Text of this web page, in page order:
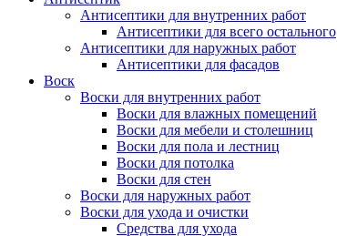
Антисептики для внутренних работ
Антисептики для всего остального
Антисептики для наружных работ
Антисептики для фасадов
Воск
Воски для внутренних работ
Воски для влажных помещений
Воски для мебели и столешниц
Воски для пола и лестниц
Воски для потолка
Воски для стен
Воски для наружных работ
Воски для ухода и очистки
Средства для ухода